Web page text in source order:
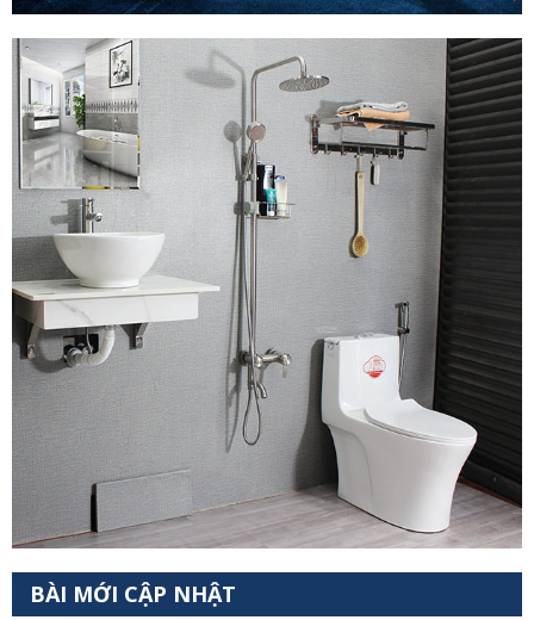
BÀI MỚI CẬP NHẬT